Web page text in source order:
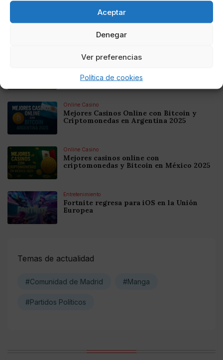
Aceptar
Denegar
Ver preferencias
Política de cookies
Noticias relacionadas
Online Casino
Colombia 2025: Bitcoin Casinos
Online Casino
Mejores Casinos Online con Bitcoin y
Criptomonedas en Argentina 2025
Online Casino
Mejores casinos online con
criptomonedas y Bitcoin en México 2025
Entretenimiento
Fortnite regresa para iOS en la Unión
Europea
Temas de actualidad
#Comunidad de Madrid #Manga
#Partidos Políticos